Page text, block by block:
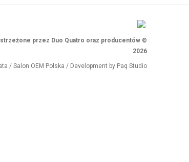
przez Duo Quatro oraz producentów ©
2026
/ Salon OEM Polska / Development by Paq Studio